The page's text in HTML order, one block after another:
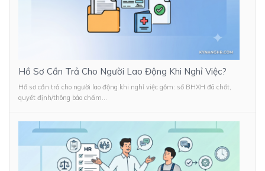
Hồ Sơ Cần Trả Cho Người Lao Động Khi Nghỉ Việc?
Hồ sơ cần trả cho người lao động khi nghỉ việc gồm: sổ BHXH đã chốt,
quyết định/thông báo chấm...